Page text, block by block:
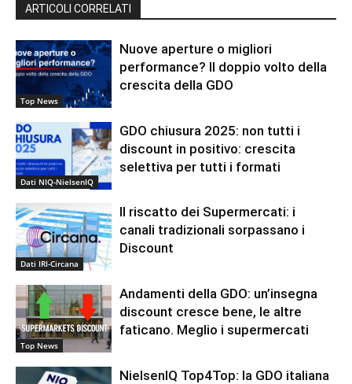
ARTICOLI CORRELATI
Top News
Nuove aperture o migliori
performance? Il doppio volto della
crescita della GDO
Dati NIQ-NielsenIQ
GDO chiusura 2025: non tutti i
discount in positivo: crescita
selettiva per tutti i formati
Dati IRI-Circana
Il riscatto dei Supermercati: i
canali tradizionali sorpassano i
Discount
Top News
Andamenti della GDO: un’insegna
discount cresce bene, le altre
faticano. Meglio i supermercati
NielsenIQ Top4Top: la GDO italiana